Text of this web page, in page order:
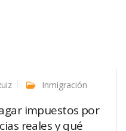
Inmigración
impuestos por
reales y qué